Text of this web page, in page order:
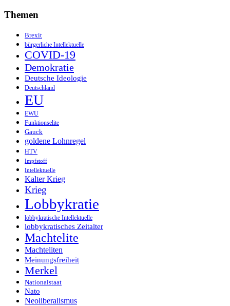
Themen
Brexit
bürgerliche Intellektuelle
COVID-19
Demokratie
Deutsche Ideologie
Deutschland
EU
EWU
Funktionselite
Gauck
goldene Lohnregel
HTV
Impfstoff
Intellektuelle
Kalter Krieg
Krieg
Lobbykratie
lobbykratische Intellektuelle
lobbykratisches Zeitalter
Machtelite
Machteliten
Meinungsfreiheit
Merkel
Nationalstaat
Nato
Neoliberalismus